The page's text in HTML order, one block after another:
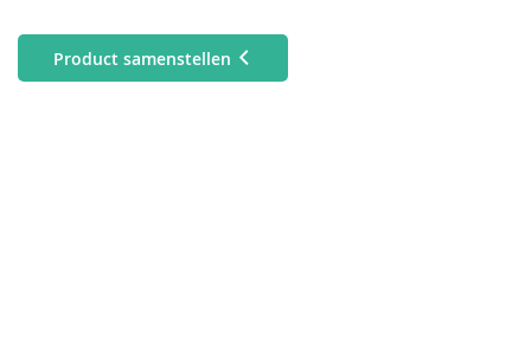
Product samenstellen